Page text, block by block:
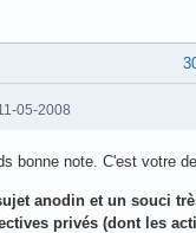
05-2008
bonne note. C'est votre
anodin et un souci
privés (dont les